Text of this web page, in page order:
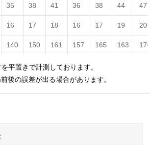
35 38 41 36 38 44 47
16 17 18 16 17 19 20
140 150 161 157 165 163
平置きで計測しております。
後の誤差が出る場合があります。